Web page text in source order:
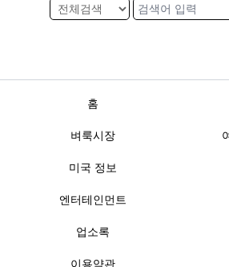
홈
벼룩시장
미국 정보
엔터테인먼트
업소록
이용약관